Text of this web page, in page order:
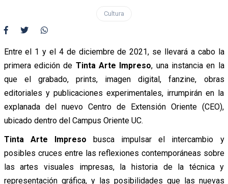
Cultura
Entre el 1 y el 4 de diciembre de 2021, se llevará a cabo la
primera edición de Tinta Arte Impreso, una instancia en la
que el grabado, prints, imagen digital, fanzine, obras
editoriales y publicaciones experimentales, irrumpirán en la
explanada del nuevo Centro de Extensión Oriente (CEO),
ubicado dentro del Campus Oriente UC.
Tinta Arte Impreso busca impulsar el intercambio y
posibles cruces entre las reflexiones contemporáneas sobre
las artes visuales impresas, la historia de la técnica y
representación gráfica, y las posibilidades que las nuevas